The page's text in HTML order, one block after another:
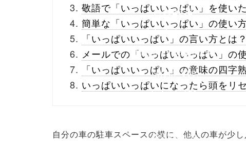
/1052932"
onclick="window.open
(this.href, 'Gwindow',
'width=550,
height=450,
toolbar=no,
敬語で「いっぱいいっぱい」を使い
簡単な「いっぱいいっぱい」の使い
「いっぱいいっぱい」の言い方とは？
メールでの「いっぱいいっぱい」の
「いっぱいいっぱい」の意味の四字
いっぱいいっぱいになったら頭をリ
自分の車の駐車スペースの横に、他人の車が少